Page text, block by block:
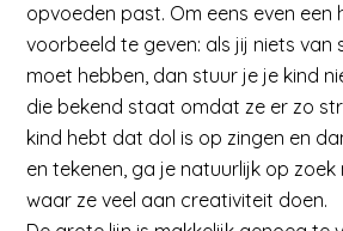
opvoeden past. Om eens even een
voorbeeld te geven: als jij niets van
moet hebben, dan stuur je je kind
die bekend staat omdat ze er zo
kind hebt dat dol is op zingen en
en tekenen, ga je natuurlijk op
waar ze veel aan creativiteit doen.